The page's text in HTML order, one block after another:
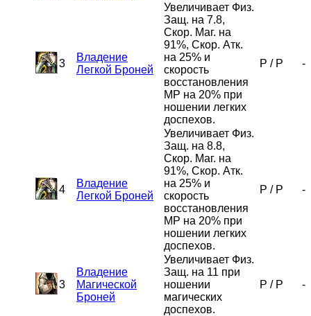
3
Владение
Легкой Броней
Увеличивает Физ.
Защ. на 7.8,
Скор. Маг. на
91%, Скор. Атк.
на 25% и
скорость
восстановления
MP на 20% при
ношении легких
доспехов.
P / P -
4
Владение
Легкой Броней
Увеличивает Физ.
Защ. на 8.8,
Скор. Маг. на
91%, Скор. Атк.
на 25% и
скорость
восстановления
MP на 20% при
ношении легких
доспехов.
P / P -
3
Владение
Магической
Броней
Увеличивает Физ.
Защ. на 11 при
ношении
магических
доспехов.
P / P -